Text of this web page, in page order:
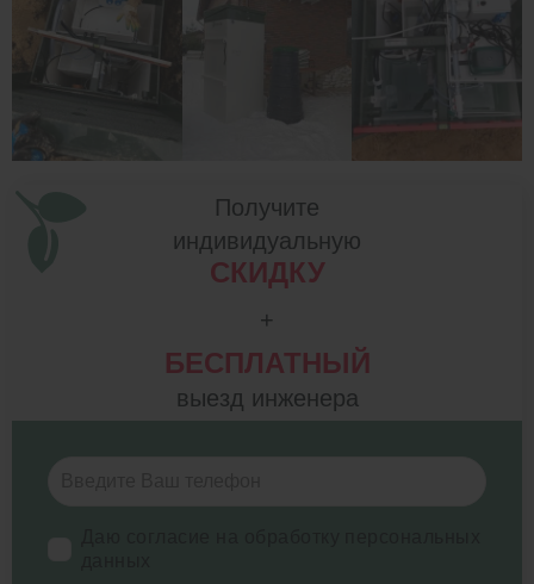
Получите
индивидуальную
СКИДКУ
+
БЕСПЛАТНЫЙ
выезд инженера